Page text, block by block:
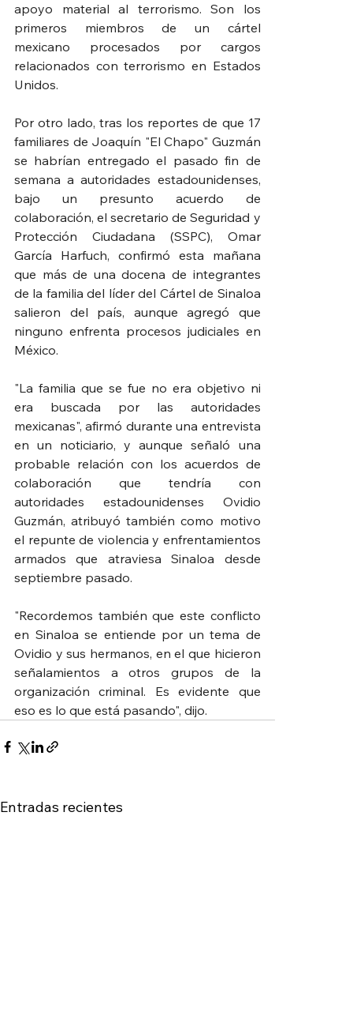
apoyo material al terrorismo. Son los
primeros miembros de un cártel
mexicano procesados por cargos
relacionados con terrorismo en Estados
Unidos.
Por otro lado, tras los reportes de que 17
familiares de Joaquín "El Chapo" Guzmán
se habrían entregado el pasado fin de
semana a autoridades estadounidenses,
bajo un presunto acuerdo de
colaboración, el secretario de Seguridad y
Protección Ciudadana (SSPC), Omar
García Harfuch, confirmó esta mañana
que más de una docena de integrantes
de la familia del líder del Cártel de Sinaloa
salieron del país, aunque agregó que
ninguno enfrenta procesos judiciales en
México.
"La familia que se fue no era objetivo ni
era buscada por las autoridades
mexicanas", afirmó durante una entrevista
en un noticiario, y aunque señaló una
probable relación con los acuerdos de
colaboración que tendría con
autoridades estadounidenses Ovidio
Guzmán, atribuyó también como motivo
el repunte de violencia y enfrentamientos
armados que atraviesa Sinaloa desde
septiembre pasado.
"Recordemos también que este conflicto
en Sinaloa se entiende por un tema de
Ovidio y sus hermanos, en el que hicieron
señalamientos a otros grupos de la
organización criminal. Es evidente que
eso es lo que está pasando", dijo.
Entradas recientes